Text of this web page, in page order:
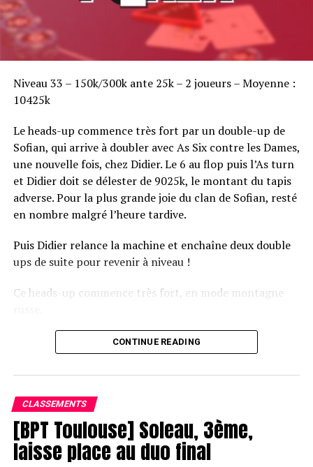
Niveau 33 – 150k/300k ante 25k – 2 joueurs – Moyenne :
10425k
Le heads-up commence très fort par un double-up de
Sofian, qui arrive à doubler avec As Six contre les Dames,
une nouvelle fois, chez Didier. Le 6 au flop puis l’As turn
et Didier doit se délester de 9025k, le montant du tapis
adverse. Pour la plus grande joie du clan de Sofian, resté
en nombre malgré l’heure tardive.
Puis Didier relance la machine et enchaîne deux double
ups de suite pour revenir à niveau !
Ce heads-up commence très fort, en mode montagne
Le champagne va réchauffer si les deux finalistes ne se décident pas !
CONTINUE READING
CLASSEMENTS
[BPT Toulouse] Soleau, 3ème,
laisse place au duo final